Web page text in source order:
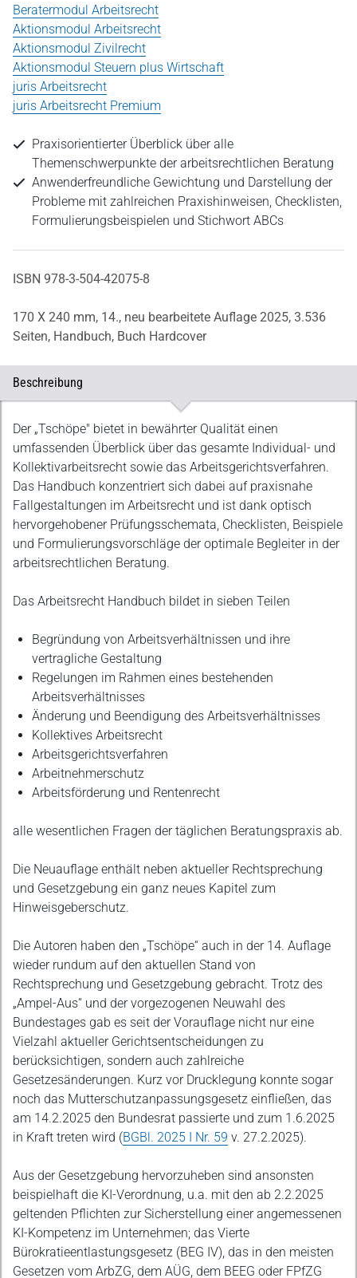
Beratermodul Arbeitsrecht
Aktionsmodul Arbeitsrecht
Aktionsmodul Zivilrecht
Aktionsmodul Steuern plus Wirtschaft
juris Arbeitsrecht
juris Arbeitsrecht Premium
Praxisorientierter Überblick über alle
Themenschwerpunkte der arbeitsrechtlichen Beratung
Anwenderfreundliche Gewichtung und Darstellung der
Probleme mit zahlreichen Praxishinweisen, Checklisten,
Formulierungsbeispielen und Stichwort ABCs
ISBN 978-3-504-42075-8
170 X 240 mm, 14., neu bearbeitete Auflage 2025, 3.536
Seiten, Handbuch, Buch Hardcover
Beschreibung
Beschreibung
Der „Tschöpe" bietet in bewährter Qualität einen
umfassenden Überblick über das gesamte Individual- und
Kollektivarbeitsrecht sowie das Arbeitsgerichtsverfahren.
Das Handbuch konzentriert sich dabei auf praxisnahe
Fallgestaltungen im Arbeitsrecht und ist dank optisch
hervorgehobener Prüfungsschemata, Checklisten, Beispiele
und Formulierungsvorschläge der optimale Begleiter in der
arbeitsrechtlichen Beratung.
Das Arbeitsrecht Handbuch bildet in sieben Teilen
Begründung von Arbeitsverhältnissen und ihre
vertragliche Gestaltung
Regelungen im Rahmen eines bestehenden
Arbeitsverhältnisses
Änderung und Beendigung des Arbeitsverhältnisses
Kollektives Arbeitsrecht
Arbeitsgerichtsverfahren
Arbeitnehmerschutz
Arbeitsförderung und Rentenrecht
alle wesentlichen Fragen der täglichen Beratungspraxis ab.
Die Neuauflage enthält neben aktueller Rechtsprechung
und Gesetzgebung ein ganz neues Kapitel zum
Hinweisgeberschutz.
Die Autoren haben den „Tschöpe“ auch in der 14. Auflage
wieder rundum auf den aktuellen Stand von
Rechtsprechung und Gesetzgebung gebracht. Trotz des
„Ampel-Aus“ und der vorgezogenen Neuwahl des
Bundestages gab es seit der Vorauflage nicht nur eine
Vielzahl aktueller Gerichtsentscheidungen zu
berücksichtigen, sondern auch zahlreiche
Gesetzesänderungen. Kurz vor Drucklegung konnte sogar
noch das Mutterschutzanpassungsgesetz einfließen, das
am 14.2.2025 den Bundesrat passierte und zum 1.6.2025
in Kraft treten wird (BGBl. 2025 I Nr. 59 v. 27.2.2025).
Aus der Gesetzgebung hervorzuheben sind ansonsten
beispielhaft die KI-Verordnung, u.a. mit den ab 2.2.2025
geltenden Pflichten zur Sicherstellung einer angemessenen
KI-Kompetenz im Unternehmen; das Vierte
Bürokratieentlastungsgesetz (BEG IV), das in den meisten
Gesetzen vom ArbZG, dem AÜG, dem BEEG oder FPfZG